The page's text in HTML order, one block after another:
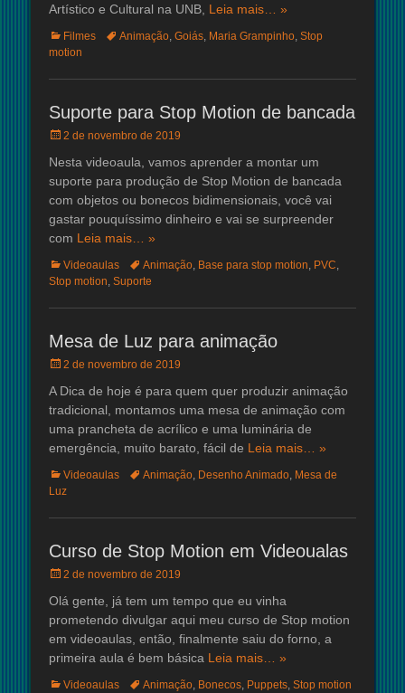
Artístico e Cultural na UNB, Leia mais… »
Categorias:
Filmes Tags:Animação, Goiás, Maria Grampinho, Stop
motion
Suporte para Stop Motion de bancada
Posted
2 de novembro de 2019
Nesta videoaula, vamos aprender a montar um
suporte para produção de Stop Motion de bancada
com objetos ou bonecos bidimensionais, você vai
gastar pouquíssimo dinheiro e vai se surpreender
com Leia mais… »
Categorias:
Videoaulas Tags:Animação, Base para stop motion, PVC,
Stop motion, Suporte
Mesa de Luz para animação
Posted
2 de novembro de 2019
A Dica de hoje é para quem quer produzir animação
tradicional, montamos uma mesa de animação com
uma prancheta de acrílico e uma luminária de
emergência, muito barato, fácil de Leia mais… »
Categorias:
Videoaulas Tags:Animação, Desenho Animado, Mesa de
Luz
Curso de Stop Motion em Videoualas
Posted
2 de novembro de 2019
Olá gente, já tem um tempo que eu vinha
prometendo divulgar aqui meu curso de Stop motion
em videoaulas, então, finalmente saiu do forno, a
primeira aula é bem básica Leia mais… »
Categorias:
Videoaulas Tags:Animação, Bonecos, Puppets, Stop motion